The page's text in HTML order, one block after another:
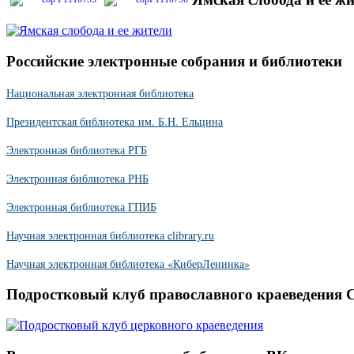
Российские электронные собрания и библиотеки
Национальная электронная библиотека
Президентская библиотека им. Б.Н. Ельцина
Электронная библиотека РГБ
Электронная библиотека РНБ
Электронная библиотека ГПИБ
Научная электронная библиотека elibrary.ru
Научная электронная библиотека «КиберЛенинка»
Подростковый клуб православного краеведения